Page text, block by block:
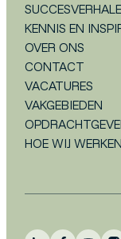
KENNIS EN
OVER ONS
CONTACT
VACATURES
VAKGEBIEDEN
HOE WIJ WERKEN